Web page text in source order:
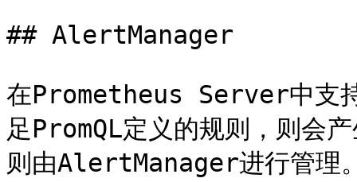
## AlertManager
在Prometheus Server中支持
足PromQL定义的规则，则会
则由AlertManager进行管理